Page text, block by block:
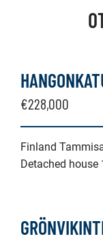
€228,000
Finland
Detached house